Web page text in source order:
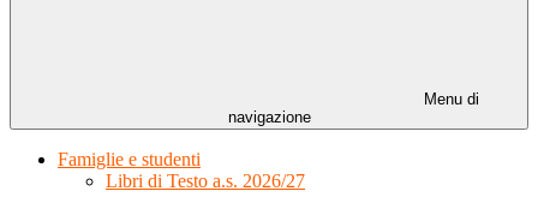
Menu di
navigazione
Famiglie e studenti
Libri di Testo a.s. 2026/27